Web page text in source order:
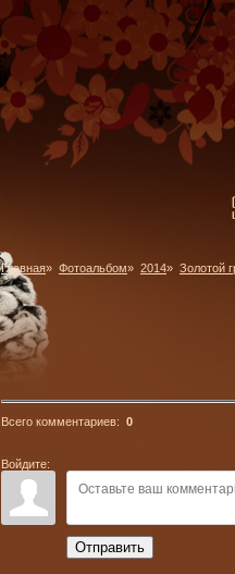
Главная» Фотоальбом» 2014» Золотой
Всего комментариев: 0
Войдите:
Отправить